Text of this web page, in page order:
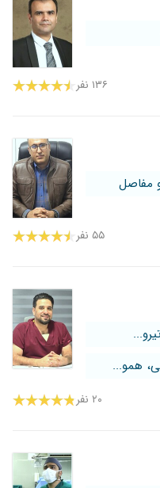
۱۳۶ نفر
مفاصل
۵۵ نفر
همو...
۲۰ نفر